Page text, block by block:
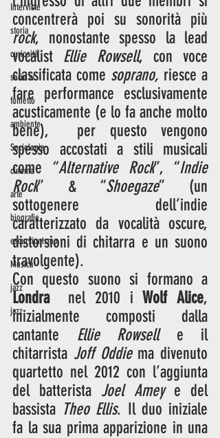
Interviste
storia
curiosità
serie tv
fumetto
ambiente
Sociologia
cinema
arte
biografie
escursionismo
Musica
jazz
jazz
rock, nonostante spesso la lead
vocalist Ellie Rowsell, con voce
classificata come soprano, riesce a
fare performance esclusivamente
acusticamente (e lo fa anche molto
bene),  per questo vengono
spesso accostati a stili musicali
come “Alternative Rock”, “Indie
Rock” & “Shoegaze” (un
sottogenere dell’indie
caratterizzato da vocalità oscure,
distorsioni di chitarra e un suono
travolgente).
Londra
  nel 2010 i
Wolf Alice,
inizialmente composti dalla
cantante Ellie Rowsell e il
chitarrista Joff Oddie ma divenuto
quartetto nel 2012 con l’aggiunta
del batterista Joel Amey e del
bassista Theo Ellis. Il duo iniziale
fa la sua prima apparizione in una